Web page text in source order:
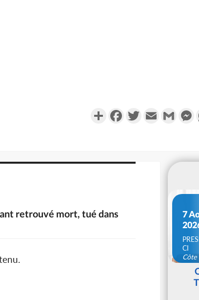
PartagerFacebookTwitterEmail Gmail
retrouvé mort, tué dans
7
CI
Côte